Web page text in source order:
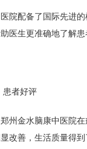
医院配备了国际先进
医生更准确地了解
患者好评
郑州金水脑康中医院
改善，生活质量得